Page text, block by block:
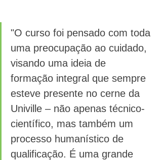
"O curso foi pensado com toda
uma preocupação ao cuidado,
visando uma ideia de
formação integral que sempre
esteve presente no cerne da
Univille – não apenas técnico-
científico, mas também um
processo humanístico de
qualificação. É uma grande